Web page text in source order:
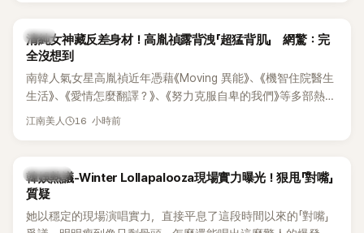
韓星
清純女神藏反差身材！高胤禎露背洩「超猛背肌」 網驚：完
全沒想到
南韓人氣女星高胤禎近年憑藉《Moving 異能》、《機智住院醫生
生活》、《愛情怎麼翻譯？》、《努力克服自卑的我們》等多部熱門
作品，躍升為韓劇新一代女神代表，不僅演技備受肯定，精緻
細身材下的超狂背肌與肩膀線條，反差感十足，讓不少網友看
傻直呼：「原來她身材這麼猛！」
江南美人 16 小時前
熱議討論
韓娛熱議-Winter Lollapalooza現場實力曝光！狠甩「對嘴」
質疑
她以穩定的現場演唱實力，直接平息了這段時間以來的「對嘴」